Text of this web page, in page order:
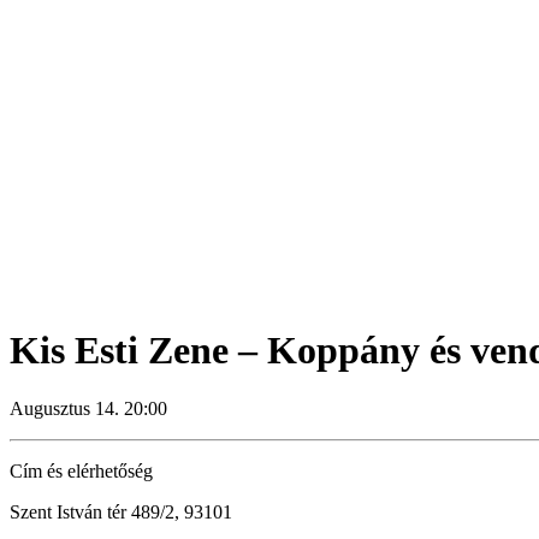
Kis Esti Zene – Koppány és
Augusztus 14. 20:00
Cím és elérhetőség
Szent István tér 489/2, 93101